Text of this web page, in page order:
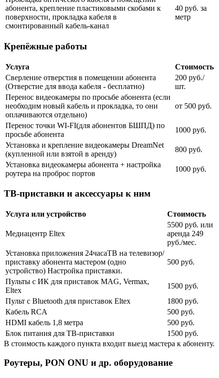
абонента, крепление пластиковыми скобами к
поверхности, прокладка кабеля в
смонтированный кабель-канал
40 руб. за
метр
Крепёжные работы
Услуга
Стоимость
Сверление отверстия в помещении абонента
(Отверстие для ввода кабеля - бесплатно)
200 руб./
шт.
Перенос видеокамеры по просьбе абонента (если
необходим новый кабель и прокладка, то они
оплачиваются отдельно)
от 500 руб.
Перенос точки WI-FI(для абонентов БШПД) по
просьбе абонента
1000 руб.
Установка и крепление видеокамеры DreamNet
(купленной или взятой в аренду)
800 руб.
Установка видеокамеры абонента + настройка
роутера на проброс портов
1000 руб.
ТВ-приставки и аксессуары к ним
Услуга или устройство Стоимость
Медиацентр Eltex
5500 руб. или
аренда 249
руб./мес.
Установка приложения 24часаТВ на телевизор/
приставку абонента мастером (одно
устройство) Настройка приставки.
500 руб.
Пульты с ИК для приставок MAG, Vermax,
Eltex
1500 руб.
Пульт с Bluetooth для приставок Eltex
1800 руб.
Кабель RCA
500 руб.
HDMI кабель 1,8 метра
500 руб.
Блок питания для ТВ-приставки
1500 руб.
В стоимость каждого пункта входит выезд мастера к абоненту.
Роутеры, PON ONU и др. оборудование